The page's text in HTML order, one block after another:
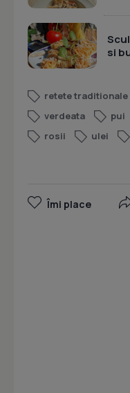
si
retete traditionale
verdeata
pui
rosii
ulei
Îmi place